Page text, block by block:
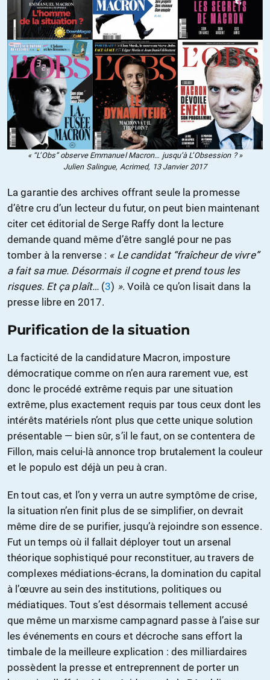
« “L’Obs” observe Emmanuel Macron… jusqu’à L’Obsession ? »
Julien Salingue, Acrimed, 13 Janvier 2017
La garantie des archives offrant seule la promesse
d’être cru d’un lecteur du futur, on peut bien maintenant
citer cet éditorial de Serge Raffy dont la lecture
demande quand même d’être sanglé pour ne pas
tomber à la renverse : « Le candidat “fraîcheur de vivre”
a fait sa mue. Désormais il cogne et prend tous les
risques. Et ça plaît… (3) ». Voilà ce qu’on lisait dans la
presse libre en 2017.
Purification de la situation
La facticité de la candidature Macron, imposture
démocratique comme on n’en aura rarement vue, est
donc le procédé extrême requis par une situation
extrême, plus exactement requis par tous ceux dont les
intérêts matériels n’ont plus que cette unique solution
présentable — bien sûr, s’il le faut, on se contentera de
Fillon, mais celui-là annonce trop brutalement la couleur
et le populo est déjà un peu à cran.
En tout cas, et l’on y verra un autre symptôme de crise,
la situation n’en finit plus de se simplifier, on devrait
même dire de se purifier, jusqu’à rejoindre son essence.
Fut un temps où il fallait déployer tout un arsenal
théorique sophistiqué pour reconstituer, au travers de
complexes médiations-écrans, la domination du capital
à l’œuvre au sein des institutions, politiques ou
médiatiques. Tout s’est désormais tellement accusé
que même un marxisme campagnard passe à l’aise sur
les événements en cours et décroche sans effort la
timbale de la meilleure explication : des milliardaires
possèdent la presse et entreprennent de porter un